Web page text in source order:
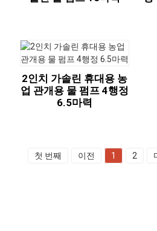
2인치 가솔린 휴대용 농
업 관개용 물 펌프 4행정
6.5마력
첫 번째 이전 1 2